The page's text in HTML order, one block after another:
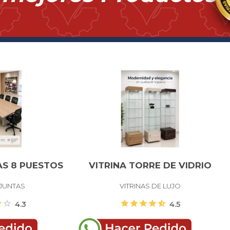
8 PUESTOS
star 4.3
VITRINA TORRE DE VIDRIO
VITRINAS DE LUJO
starstarstarstarstar_half 4.5